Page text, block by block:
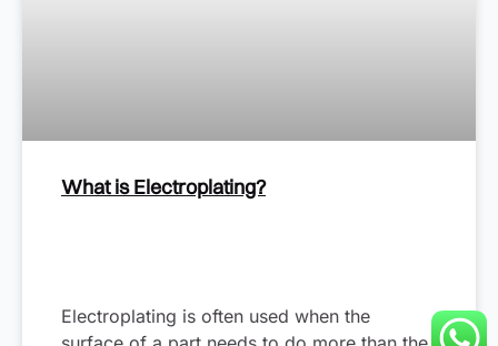
What is Electroplating?
Electroplating is often used when the